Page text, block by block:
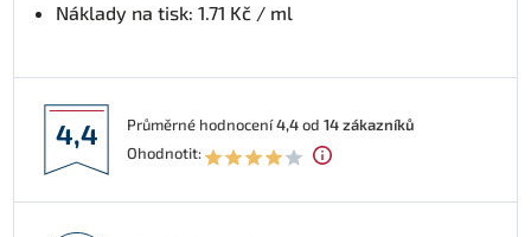
Náklady na tisk: 1.71 Kč / ml
4,4 Průměrné hodnocení4,4od 14zákazníků
Ohodnotit: